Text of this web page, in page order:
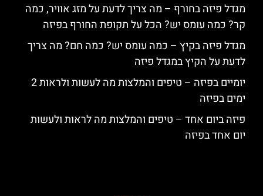
מגדל פיזה בחורף – מה צריך לדעת על מזג אוויר, כמה
קר? כמה עומס יש? הכל על תקופת החורף בפיזה
מגדל פיזה בקיץ – כמה עומס יש? כמה חם? מה צריך
לדעת על הקיץ במגדל פיזה
יומיים בפיזה – טיפים והמלצות מה לעשות ולראות 2
ימים בפיזה
פיזה ביום אחד – טיפים והמלצות מה לראות ולעשות
יום אחד בפיזה